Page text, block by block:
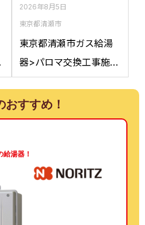
2026年8月5日
東京都清瀬市
東京都清瀬市ガス給湯
器>パロマ交換工事施工
事例：ノーリツGT-
C2042SAWXからパロ
マFH-E2022SAWL 13A
おすすめ！
湯器！